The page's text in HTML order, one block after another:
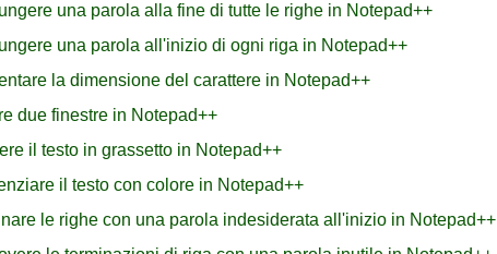
una parola alla fine di tutte le righe in Notepad++
una parola all'inizio di ogni riga in Notepad++
la dimensione del carattere in Notepad++
due finestre in Notepad++
il testo in grassetto in Notepad++
il testo con colore in Notepad++
le righe con una parola indesiderata all'inizio in Notepad++